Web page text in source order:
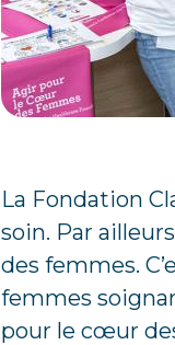
La Fondation
soin. Par
des femmes.
femmes
pour le cœur